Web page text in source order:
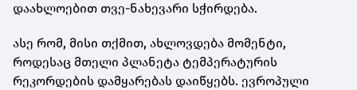
დაახლოებით თვე-ნახევარი სჭირდება.
ასე რომ, მისი თქმით, ახლოვდება მომენტი,
როდესაც მთელი პლანეტა ტემპერატურის
რეკორდების დამყარებას დაიწყებს. ევროპული